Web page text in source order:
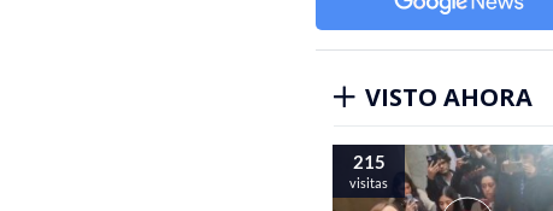
VISTO AHORA
215
visitas